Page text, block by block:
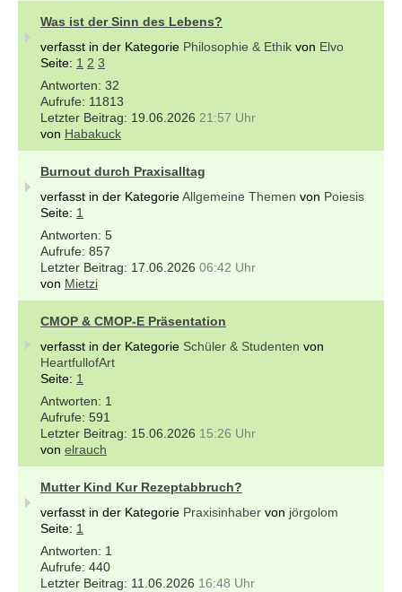
Was ist der Sinn des Lebens?
verfasst in der Kategorie Philosophie & Ethik von Elvo
Seite: 1 2 3
32
11813
19.06.2026 21:57 Uhr
von Habakuck
Burnout durch Praxisalltag
verfasst in der KategorieAllgemeine Themen von Poiesis
Seite: 1
5
857
17.06.2026 06:42 Uhr
von Mietzi
CMOP & CMOP-E Präsentation
verfasst in der Kategorie Schüler & Studenten von
HeartfullofArt
Seite: 1
1
591
15.06.2026 15:26 Uhr
von elrauch
Mutter Kind Kur Rezeptabbruch?
verfasst in der Kategorie Praxisinhaber von jörgolom
Seite: 1
1
440
11.06.2026 16:48 Uhr